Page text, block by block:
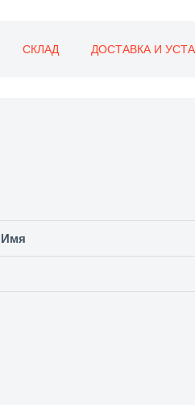
СКЛАД ДОСТАВКА И
Имя